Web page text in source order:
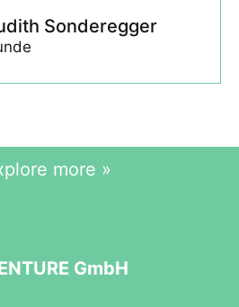
Sonderegger
more »
GmbH